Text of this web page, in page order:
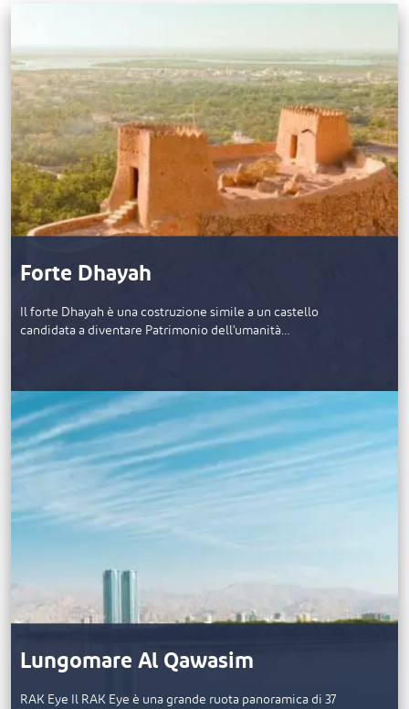
Forte Dhayah
Il forte Dhayah è una costruzione simile a un castello
candidata a diventare Patrimonio dell'umanità…
Lungomare Al Qawasim
RAK Eye Il RAK Eye è una grande ruota panoramica di 37